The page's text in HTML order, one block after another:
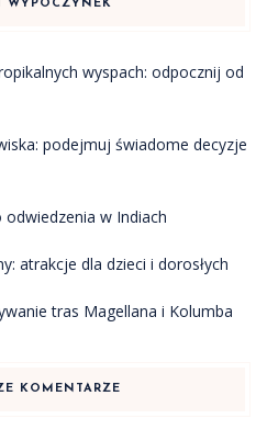
WYPOCZYNEK
wyspach: odpocznij od
podejmuj świadome decyzje
w Indiach
atrakcje dla dzieci i dorosłych
tras Magellana i Kolumba
KOMENTARZE